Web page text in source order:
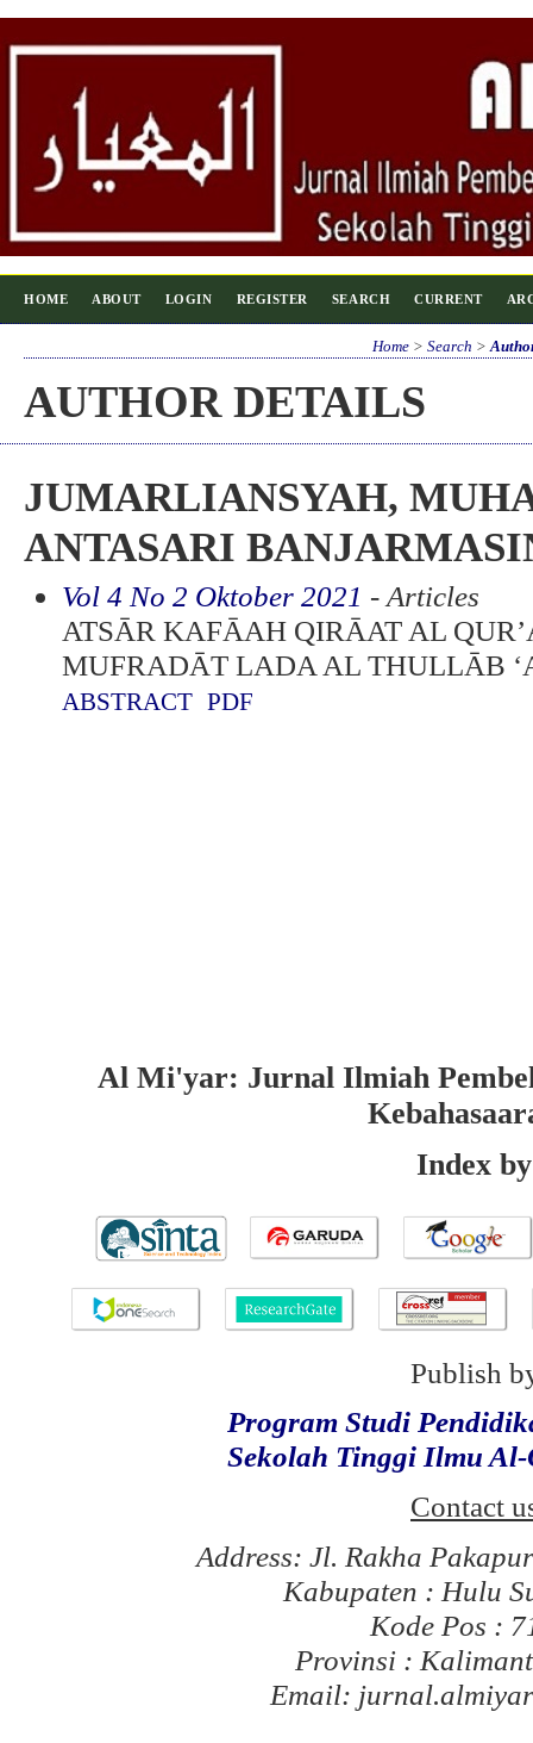
HOME ABOUT LOGIN REGISTER SEARCH CURRENT
Home> Search >
AUTHOR DETAILS
JUMARLIANSYAH,
ANTASARI
Vol 4 No 2 Oktober 2021 - Articles
ATSᾹR KAFᾹAH QIRᾹAT AL
MUFRADᾹT LADA AL THULLᾹB
ABSTRACT PDF
Al Mi'yar: Jurnal Ilmiah
Index by
Publish
Program Studi
Sekolah Tinggi Ilmu
Contact
Address: Jl. Rakha
Kabupaten : Hulu
Kode Pos :
Provinsi :
Email: